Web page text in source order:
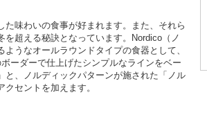
味わいの食事が好まれます。また、それら
超える秘訣となっています。Nordico（ノ
うなオールラウンドタイプの食器として、
ーダーで仕上げたシンプルなラインをベー
、ノルディックパターンが施された「ノル
セントを加えます。